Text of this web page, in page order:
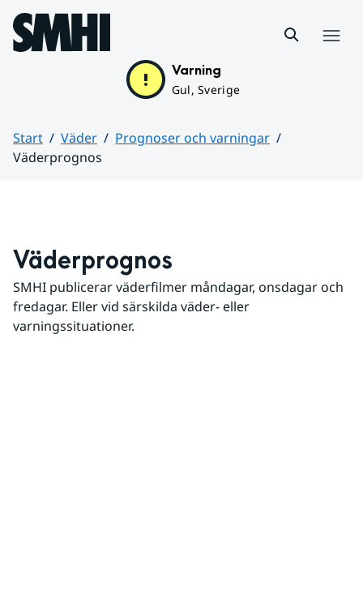
Hoppa till sidans innehåll
Varning
Gul, Sverige
Start Väder
Prognoser och varningar
Väderprognos
Väderprognos
SMHI publicerar väderfilmer måndagar, onsdagar och
fredagar. Eller vid särskilda väder- eller
varningssituationer.